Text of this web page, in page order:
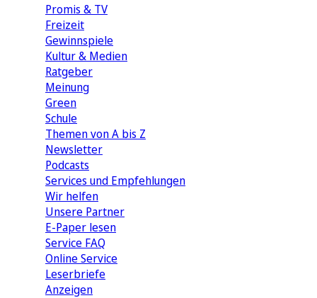
Promis & TV
Freizeit
Gewinnspiele
Kultur & Medien
Ratgeber
Meinung
Green
Schule
Themen von A bis Z
Newsletter
Podcasts
Services und Empfehlungen
Wir helfen
Unsere Partner
E-Paper lesen
Service FAQ
Online Service
Leserbriefe
Anzeigen